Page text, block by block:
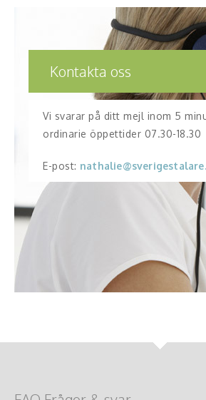
Kontakta oss
Vi svarar på ditt mejl inom 5
ordinarie öppettider 07.30-18.30
E-post: